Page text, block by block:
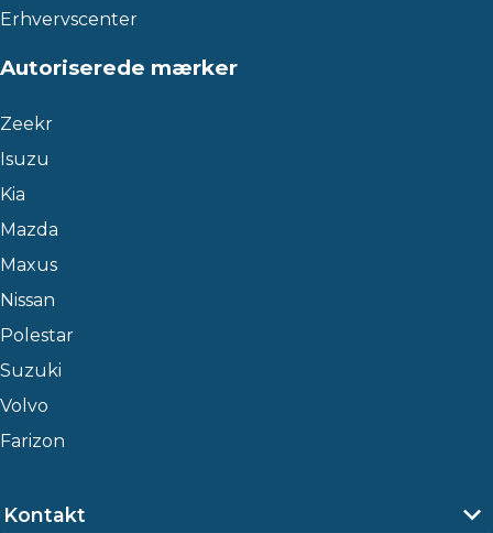
Erhvervscenter
Autoriserede mærker
Zeekr
Isuzu
Kia
Mazda
Maxus
Nissan
Polestar
Suzuki
Volvo
Farizon
Kontakt